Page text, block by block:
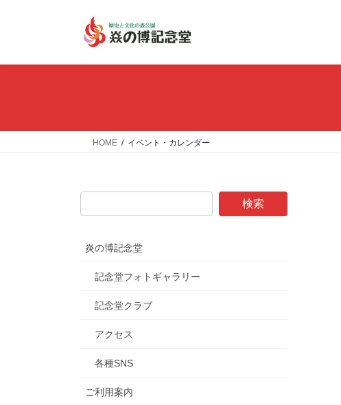
HOME イベント・カレンダー
炎の博記念堂
記念堂フォトギャラリー
記念堂クラブ
アクセス
各種SNS
ご利用案内